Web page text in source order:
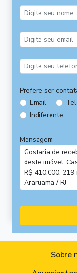
Prefere ser
Email
Indiferente
Mensagem
Sobre